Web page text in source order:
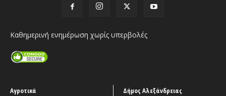
Καθημερινή ενημέρωση χωρίς υπερβολές
Αγροτικά
Δήμος Αλεξάνδρειας